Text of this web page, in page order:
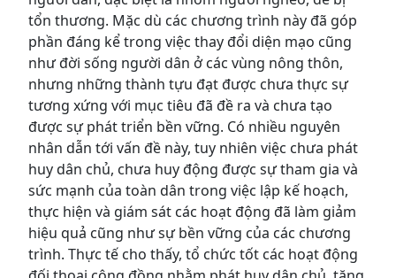
tổn thương. Mặc dù các chương trình này đã góp
phần đáng kể trong việc thay đổi diện mạo cũng
như đời sống người dân ở các vùng nông thôn,
nhưng những thành tựu đạt được chưa thực sự
tương xứng với mục tiêu đã đề ra và chưa tạo
được sự phát triển bền vững. Có nhiều nguyên
nhân dẫn tới vấn đề này, tuy nhiên việc chưa phát
huy dân chủ, chưa huy động được sự tham gia và
sức mạnh của toàn dân trong việc lập kế hoạch,
thực hiện và giám sát các hoạt động đã làm giảm
hiệu quả cũng như sự bền vững của các chương
trình. Thực tế cho thấy, tổ chức tốt các hoạt động